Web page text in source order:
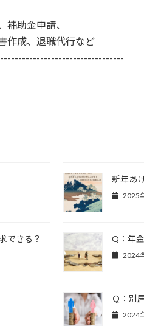
補助金申請、
作成、退職代行など
新年あ
2025
できる？ Q：年
2024
Ｑ：別
2024